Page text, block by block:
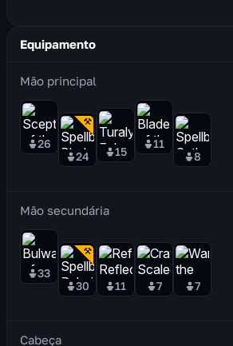
Equipamento
Mão principal
26
24
15
11
8
Mão secundária
33
30
11 7 7
Cabeça